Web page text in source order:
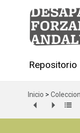
Repositorio
Inicio >